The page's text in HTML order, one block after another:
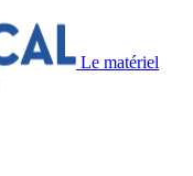
Le matériel